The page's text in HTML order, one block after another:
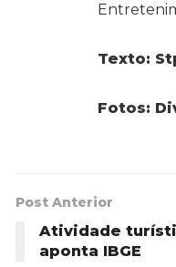
Texto:
Fotos:
Post Anterior
Atividade
aponta IBGE